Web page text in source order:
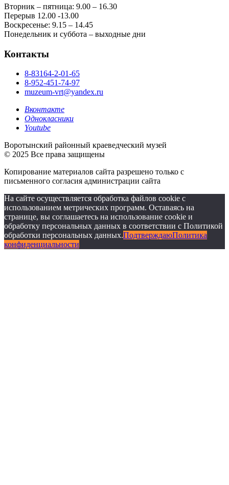
Вторник – пятница: 9.00 – 16.30
Перерыв 12.00 -13.00
Воскресенье: 9.15 – 14.45
Понедельник и суббота – выходные дни
Контакты
8-83164-2-01-65
8-952-451-74-97
muzeum-vrt@yandex.ru
Вконтакте
Однокласники
Youtube
Воротынский районный краеведческий музей
© 2025 Все права защищены
Копирование материалов сайта разрешено только с
письменного согласия администрации сайта
На сайте осуществляется обработка файлов cookie с
использованием метрических программ. Оставаясь на
странице, вы соглашаетесь на использование cookie и
обработку персональных данных в соответствии с Политикой
обработки персональных данных.ПодтверждаюПолитика
конфиденциальности